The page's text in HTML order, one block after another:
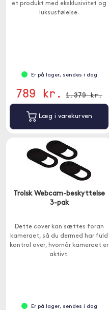
et produkt med eksklusivitet og
luksusfølelse.
Er på lager, sendes i dag
789 kr. 1.379 kr.
Læg i varekurven
Trolsk Webcam-beskyttelse
3-pak
Dette cover kan sættes foran
kameraet, så du dermed har fuld
kontrol over, hvornår kameraet er
aktivt.
Er på lager, sendes i dag